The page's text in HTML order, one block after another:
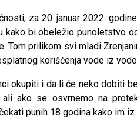
za 20. januar 2022.
kako bi obeležio punoletstvo
Tom prilikom svi mladi
korišćenja vode iz
okupiti i da li će neko dobiti
ako se osvrnemo na
punih 18 godina kako im